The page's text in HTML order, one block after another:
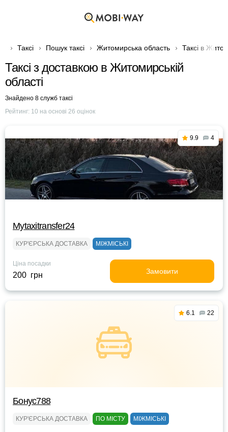
Таксі Пошук таксі Житомирська область Таксі в
Таксі з доставкою в Житомирській
області
Знайдено 8 служб таксі
Рейтинг: 10 на основі 26 оцінок
9.9 4
Mytaxitransfer24
КУР'ЄРСЬКА ДОСТАВКА МІЖМІСЬКІ
Ціна посадки
200 грн Замовити
6.1 22
Бонус788
КУР'ЄРСЬКА ДОСТАВКА ПО МІСТУ МІЖМІСЬКІ